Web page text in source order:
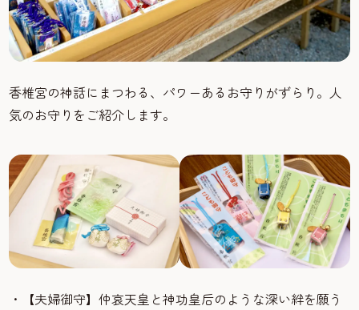
香椎宮の神話にまつわる、パワーあるお守りがずらり。人
気のお守りをご紹介します。
・【夫婦御守】仲哀天皇と神功皇后のような深い絆を願う